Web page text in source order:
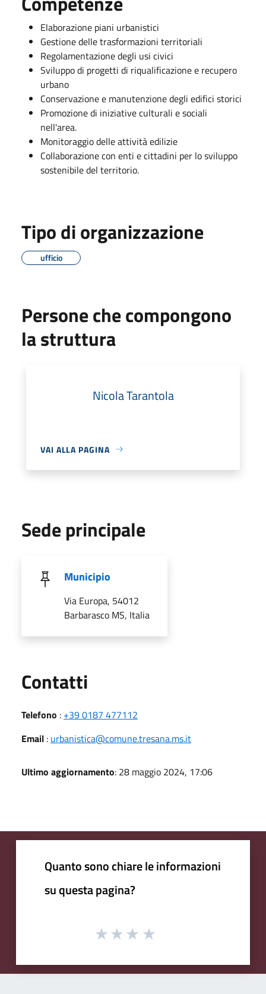
Elaborazione piani urbanistici
Gestione delle trasformazioni territoriali
Regolamentazione degli usi civici
Sviluppo di progetti di riqualificazione e recupero
urbano
Conservazione e manutenzione degli edifici storici
Promozione di iniziative culturali e sociali
nell'area.
Monitoraggio delle attività edilizie
Collaborazione con enti e cittadini per lo sviluppo
sostenibile del territorio.
Tipo di organizzazione
ufficio
Persone che compongono
la struttura
Nicola Tarantola
VAI ALLA PAGINA
Sede principale
Municipio
Via Europa, 54012
Barbarasco MS, Italia
Contatti
Telefono : +39 0187 477112
Email : urbanistica@comune.tresana.ms.it
Ultimo aggiornamento: 28 maggio 2024, 17:06
Quanto sono chiare le informazioni
su questa pagina?